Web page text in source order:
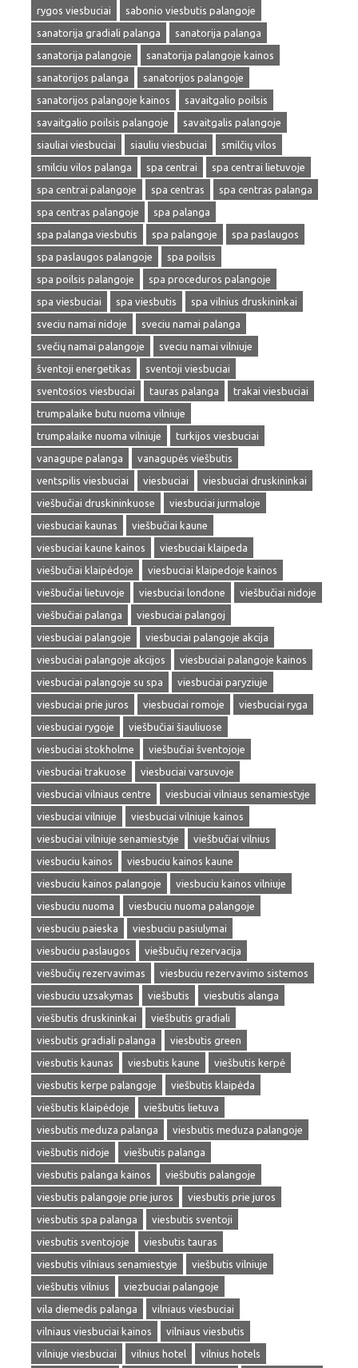
rygos viesbuciai
sabonio viesbutis palangoje
sanatorija gradiali palanga
sanatorija palanga
sanatorija palangoje
sanatorija palangoje kainos
sanatorijos palanga
sanatorijos palangoje
sanatorijos palangoje kainos
savaitgalio poilsis
savaitgalio poilsis palangoje
savaitgalis palangoje
siauliai viesbuciai
siauliu viesbuciai
smilčių vilos
smilciu vilos palanga
spa centrai
spa centrai lietuvoje
spa centrai palangoje
spa centras
spa centras palanga
spa centras palangoje
spa palanga
spa palanga viesbutis
spa palangoje
spa paslaugos
spa paslaugos palangoje
spa poilsis
spa poilsis palangoje
spa proceduros palangoje
spa viesbuciai
spa viesbutis
spa vilnius druskininkai
sveciu namai nidoje
sveciu namai palanga
svečių namai palangoje
sveciu namai vilniuje
šventoji energetikas
sventoji viesbuciai
sventosios viesbuciai
tauras palanga
trakai viesbuciai
trumpalaike butu nuoma vilniuje
trumpalaike nuoma vilniuje
turkijos viesbuciai
vanagupe palanga
vanagupės viešbutis
ventspilis viesbuciai
viesbuciai
viesbuciai druskininkai
viešbučiai druskininkuose
viesbuciai jurmaloje
viesbuciai kaunas
viešbučiai kaune
viesbuciai kaune kainos
viesbuciai klaipeda
viešbučiai klaipėdoje
viesbuciai klaipedoje kainos
viešbučiai lietuvoje
viesbuciai londone
viešbučiai nidoje
viešbučiai palanga
viesbuciai palangoj
viesbuciai palangoje
viesbuciai palangoje akcija
viesbuciai palangoje akcijos
viesbuciai palangoje kainos
viesbuciai palangoje su spa
viesbuciai paryziuje
viesbuciai prie juros
viesbuciai romoje
viesbuciai ryga
viesbuciai rygoje
viešbučiai šiauliuose
viesbuciai stokholme
viešbučiai šventojoje
viesbuciai trakuose
viesbuciai varsuvoje
viesbuciai vilniaus centre
viesbuciai vilniaus senamiestyje
viesbuciai vilniuje
viesbuciai vilniuje kainos
viesbuciai vilniuje senamiestyje
viešbučiai vilnius
viesbuciu kainos
viesbuciu kainos kaune
viesbuciu kainos palangoje
viesbuciu kainos vilniuje
viesbuciu nuoma
viesbuciu nuoma palangoje
viesbuciu paieska
viesbuciu pasiulymai
viesbuciu paslaugos
viešbučių rezervacija
viešbučių rezervavimas
viesbuciu rezervavimo sistemos
viesbuciu uzsakymas
viešbutis
viesbutis alanga
viešbutis druskininkai
viešbutis gradiali
viesbutis gradiali palanga
viesbutis green
viesbutis kaunas
viesbutis kaune
viešbutis kerpė
viesbutis kerpe palangoje
viešbutis klaipėda
viešbutis klaipėdoje
viešbutis lietuva
viesbutis meduza palanga
viesbutis meduza palangoje
viešbutis nidoje
viešbutis palanga
viesbutis palanga kainos
viešbutis palangoje
viesbutis palangoje prie juros
viesbutis prie juros
viesbutis spa palanga
viesbutis sventoji
viesbutis sventojoje
viesbutis tauras
viesbutis vilniaus senamiestyje
viešbutis vilniuje
viešbutis vilnius
viezbuciai palangoje
vila diemedis palanga
vilniaus viesbuciai
vilniaus viesbuciai kainos
vilniaus viesbutis
vilniuje viesbuciai
vilnius hotel
vilnius hotels